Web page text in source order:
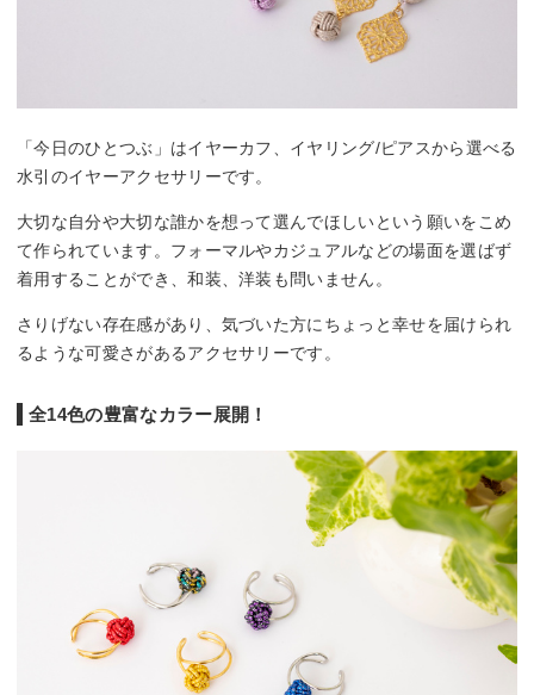
「今日のひとつぶ」はイヤーカフ、イヤリング/ピアスから選べる
水引のイヤーアクセサリーです。
大切な自分や大切な誰かを想って選んでほしいという願いをこめ
て作られています。フォーマルやカジュアルなどの場面を選ばず
着用することができ、和装、洋装も問いません。
さりげない存在感があり、気づいた方にちょっと幸せを届けられ
るような可愛さがあるアクセサリーです。
全14色の豊富なカラー展開！